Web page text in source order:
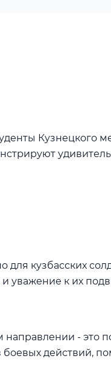
Кузнецкого
кузбасских
уважение к их
- это
действий,